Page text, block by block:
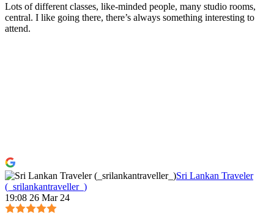
Lots of different classes, like-minded people, many studio rooms,
central. I like going there, there’s always something interesting to
attend.
Sri Lankan Traveler
(_srilankantraveller_)
19:08 26 Mar 24